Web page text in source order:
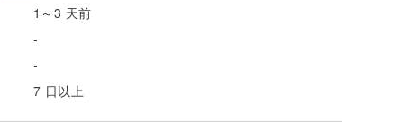
1～3 天前
-
-
7 日以上